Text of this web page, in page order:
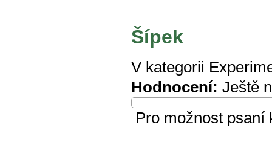
Šípek
V kategorii
Hodnocení: Ještě
Pro možnost